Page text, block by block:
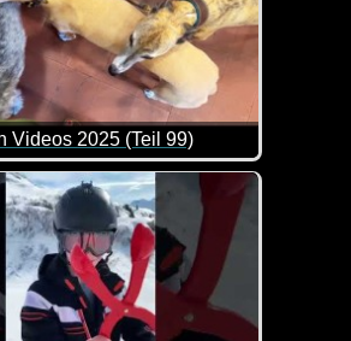
Videos 2025 (Teil 99)
von lustigen